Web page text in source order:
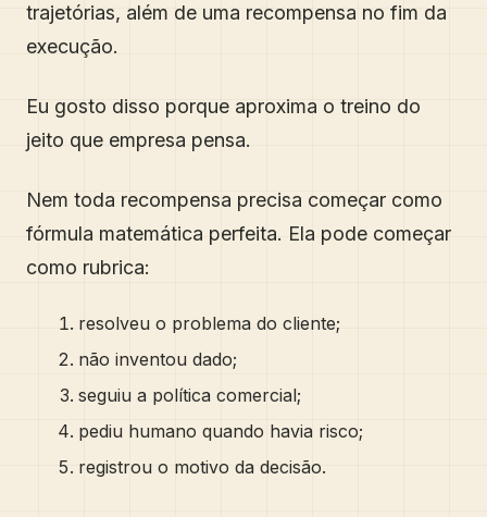
trajetórias, além de uma recompensa no fim da
execução.
Eu gosto disso porque aproxima o treino do
jeito que empresa pensa.
Nem toda recompensa precisa começar como
fórmula matemática perfeita. Ela pode começar
como rubrica:
resolveu o problema do cliente;
não inventou dado;
seguiu a política comercial;
pediu humano quando havia risco;
registrou o motivo da decisão.